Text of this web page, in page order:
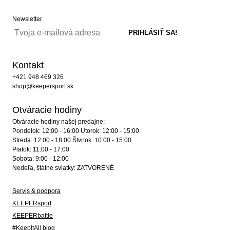
Newsletter
Kontakt
+421 948 469 326
shop@keepersport.sk
Otváracie hodiny
Otváracie hodiny našej predajne:
Pondelok: 12:00 - 16:00 Utorok: 12:00 - 15:00
Streda: 12:00 - 18:00 Štvrtok: 10:00 - 15:00
Piatok: 11:00 - 17:00
Sobota: 9:00 - 12:00
Nedeľa, štátne sviatky: ZATVORENÉ
Servis & podpora
KEEPERsport
KEEPERbattle
#KeepItAll blog